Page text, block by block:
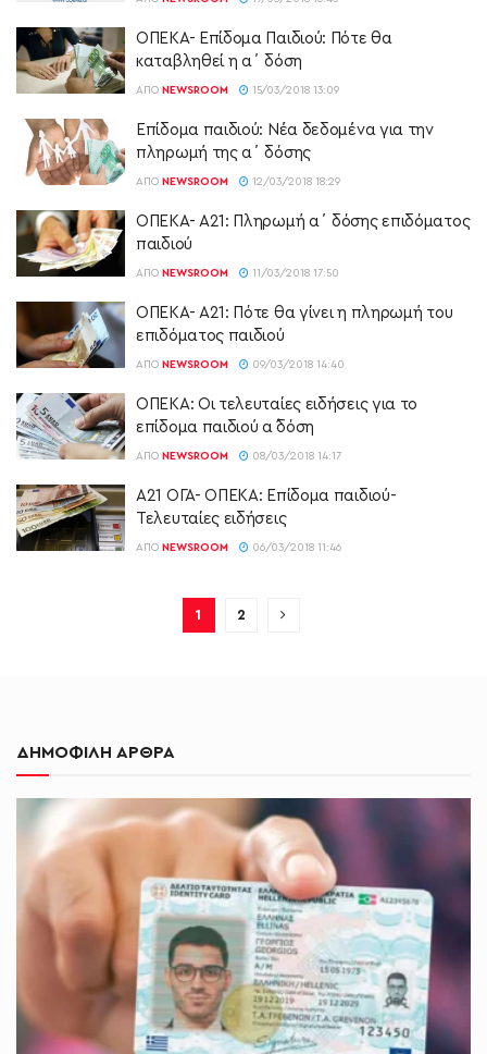
ΟΠΕΚΑ- Επίδομα Παιδιού: Πότε θα
καταβληθεί η α΄ δόση
ΑΠΌ NEWSROOM 15/03/2018 13:09
Επίδομα παιδιού: Νέα δεδομένα για την
πληρωμή της α΄ δόσης
ΑΠΌ NEWSROOM 12/03/2018 18:29
ΟΠΕΚΑ- Α21: Πληρωμή α΄ δόσης επιδόματος
παιδιού
ΑΠΌ NEWSROOM 11/03/2018 17:50
ΟΠΕΚΑ- Α21: Πότε θα γίνει η πληρωμή του
επιδόματος παιδιού
ΑΠΌ NEWSROOM 09/03/2018 14:40
ΟΠΕΚΑ: Οι τελευταίες ειδήσεις για το
επίδομα παιδιού α´ δόση
ΑΠΌ NEWSROOM 08/03/2018 14:17
Α21 ΟΓΑ- ΟΠΕΚΑ: Επίδομα παιδιού-
Τελευταίες ειδήσεις
ΑΠΌ NEWSROOM 06/03/2018 11:46
1 2
ΔΗΜΟΦΙΛΗ ΑΡΘΡΑ